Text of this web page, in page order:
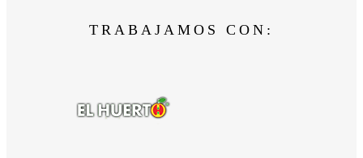
TRABAJAMOS CON: